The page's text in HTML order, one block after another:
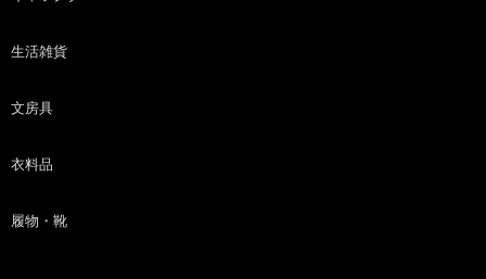
生活雑貨
文房具
衣料品
履物・靴